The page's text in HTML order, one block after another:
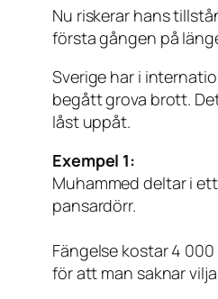
Nu riskerar hans
första gången på
Sverige har i
begått grova brott.
låst uppåt.
Exempel 1:
Muhammed deltar i
pansardörr.
Fängelse kostar 4
för att man saknar